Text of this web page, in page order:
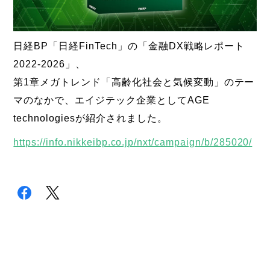
日経BP「日経FinTech」の「金融DX戦略レポート
2022-2026」、
第1章メガトレンド「高齢化社会と気候変動」のテー
マのなかで、エイジテック企業としてAGE
technologiesが紹介されました。
https://info.nikkeibp.co.jp/nxt/campaign/b/285020/